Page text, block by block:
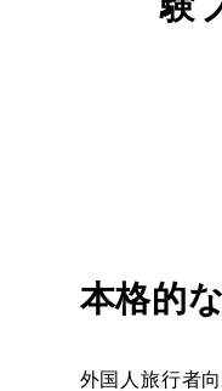
本格的
外国人旅行者